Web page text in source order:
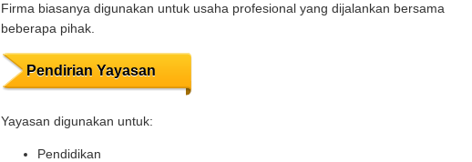
Firma biasanya digunakan untuk usaha profesional yang dijalankan bersama
beberapa pihak.
Pendirian Yayasan
Yayasan digunakan untuk:
Pendidikan